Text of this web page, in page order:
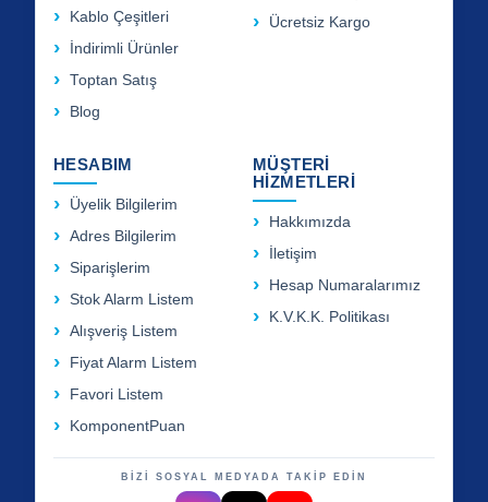
Kablo Çeşitleri
İndirimli Ürünler
Toptan Satış
Blog
Ücretsiz Kargo
HESABIM
Üyelik Bilgilerim
Adres Bilgilerim
Siparişlerim
Stok Alarm Listem
Alışveriş Listem
Fiyat Alarm Listem
Favori Listem
KomponentPuan
MÜŞTERİ
HİZMETLERİ
Hakkımızda
İletişim
Hesap Numaralarımız
K.V.K.K. Politikası
BİZİ SOSYAL MEDYADA TAKİP EDİN